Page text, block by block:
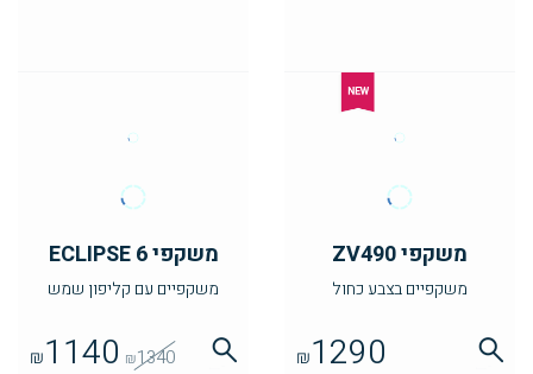
משקפי ZV490
משקפיים בצבע כחול
₪1290
משקפי ECLIPSE 6
משקפיים עם קליפון שמש
₪1340
₪1140